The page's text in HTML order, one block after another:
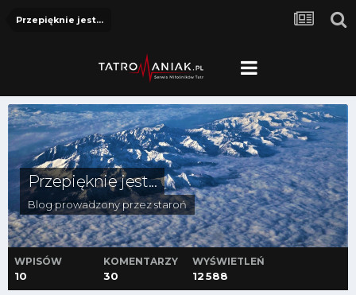
Przepięknie jest...
Przepięknie jest...
Blog prowadzony przezstaroń
WPISÓW
10
KOMENTARZY
30
WYŚWIETLEŃ
12 588